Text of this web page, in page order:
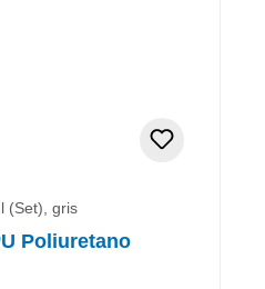
(Set), gris
Poliuretano